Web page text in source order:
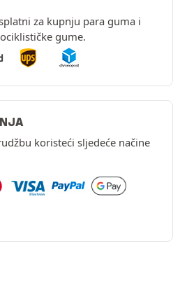
za kupnju para guma i
gume.
koristeći sljedeće načine